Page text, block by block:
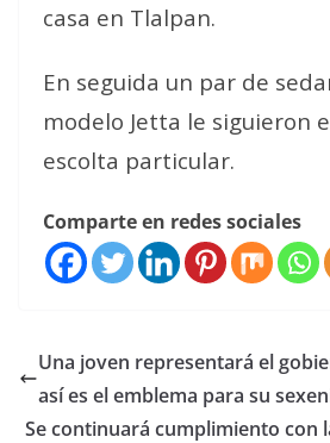
casa en Tlalpan.
En seguida un par de
modelo Jetta le siguieron
escolta particular.
Comparte en redes sociales
Una joven representará el
así es el emblema para su
Se continuará cumplimiento con